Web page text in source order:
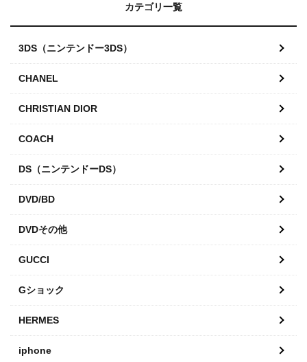
カテゴリ一覧
3DS（ニンテンドー3DS）
CHANEL
CHRISTIAN DIOR
COACH
DS（ニンテンドーDS）
DVD/BD
DVDその他
GUCCI
Gショック
HERMES
iphone